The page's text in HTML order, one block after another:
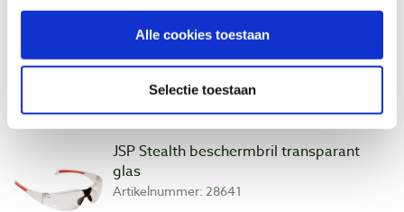
Alle cookies toestaan
Selectie toestaan
JSP Stealth beschermbril transparant
glas
Artikelnummer: 28641